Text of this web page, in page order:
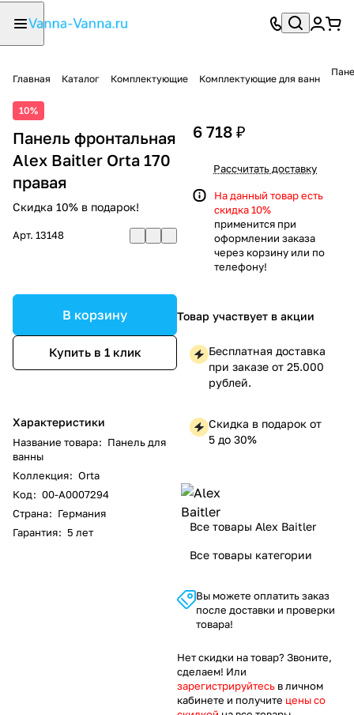
Главная Каталог Комплектующие Комплектующие для ванн
10%
Панель фронтальная
Alex Baitler Orta 170
правая
Скидка 10% в подарок!
Арт. 13148
В корзину
Купить в 1 клик
Характеристики
Название товара: Панель для
ванны
Коллекция: Orta
Код: 00-A0007294
Страна: Германия
Гарантия: 5 лет
6 718 ₽
Рассчитать доставку
На данный товар есть
скидка 10%
применится при
оформлении заказа
через корзину или по
телефону!
Товар участвует в акции
Бесплатная доставка
при заказе от 25.000
рублей.
Скидка в подарок от
5 до 30%
Все товары Alex Baitler
Все товары категории
Вы можете оплатить заказ
после доставки и проверки
товара!
Нет скидки на товар? Звоните,
сделаем! Или
зарегистрируйтесь в личном
кабинете и получите цены со